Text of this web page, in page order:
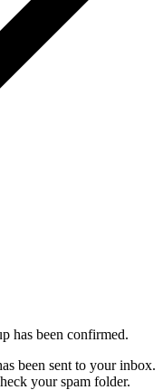
has been confirmed.
been sent to your inbox.
your spam folder.